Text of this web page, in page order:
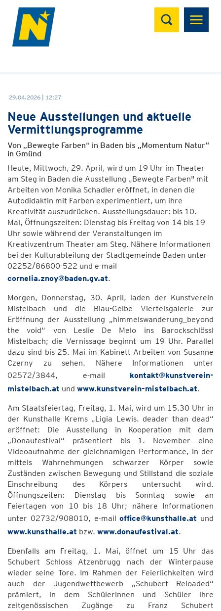
Suchen
29.04.2026 | 12:27
Neue Ausstellungen und aktuelle
Vermittlungsprogramme
Von „Bewegte Farben“ in Baden bis „Momentum Natur“
in Gmünd
Heute, Mittwoch, 29. April, wird um 19 Uhr im Theater
am Steg in Baden die Ausstellung „Bewegte Farben" mit
Arbeiten von Monika Schadler eröffnet, in denen die
Autodidaktin mit Farben experimentiert, um ihre
Kreativität auszudrücken. Ausstellungsdauer: bis 10.
Mai, Öffnungszeiten: Dienstag bis Freitag von 14 bis 19
Uhr sowie während der Veranstaltungen im
Kreativzentrum Theater am Steg. Nähere Informationen
bei der Kulturabteilung der Stadtgemeinde Baden unter
02252/86800-522 und e-mail
cornelia.znoy@baden.gv.at.
Morgen, Donnerstag, 30. April, laden der Kunstverein
Mistelbach und die Blau-Gelbe Viertelsgalerie zur
Eröffnung der Ausstellung „himmelswanderung_beyond
the void“ von Leslie De Melo ins Barockschlössl
Mistelbach; die Vernissage beginnt um 19 Uhr. Parallel
dazu sind bis 25. Mai im Kabinett Arbeiten von Susanne
Czerny zu sehen. Nähere Informationen unter
02572/3844, e-mail kontakt@kunstverein-
mistelbach.at und www.kunstverein-mistelbach.at.
Am Staatsfeiertag, Freitag, 1. Mai, wird um 15.30 Uhr in
der Kunsthalle Krems „Ligia Lewis. deader than dead“
eröffnet: Die Ausstellung in Kooperation mit dem
„Donaufestival“ präsentiert bis 1. November eine
Videoaufnahme der gleichnamigen Performance, in der
mittels Wahrnehmungen schwarzer Körper sowie
Zuständen zwischen Bewegung und Stillstand die soziale
Einschreibung des Körpers untersucht wird.
Öffnungszeiten: Dienstag bis Sonntag sowie an
Feiertagen von 10 bis 18 Uhr; nähere Informationen
unter 02732/908010, e-mailoffice@kunsthalle.at und
www.kunsthalle.at bzw. www.donaufestival.at.
Ebenfalls am Freitag, 1. Mai, öffnet um 15 Uhr das
Schubert Schloss Atzenbrugg nach der Winterpause
wieder seine Tore. Im Rahmen der Feierlichkeiten wird
auch der Jugendwettbewerb „Schubert Reloaded“
prämiert, in dem Schülerinnen und Schüler ihre
zeitgenössischen Zugänge zu Franz Schubert